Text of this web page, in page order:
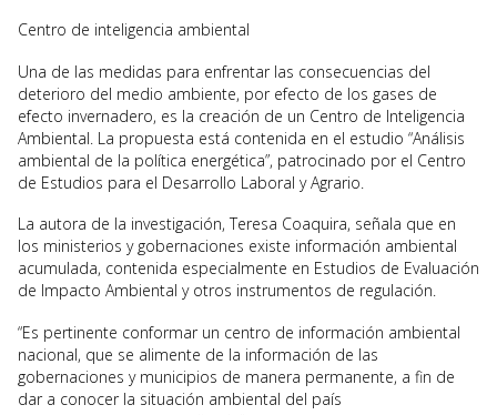
Centro de inteligencia ambiental
Una de las medidas para enfrentar las consecuencias del
deterioro del medio ambiente, por efecto de los gases de
efecto invernadero, es la creación de un Centro de Inteligencia
Ambiental. La propuesta está contenida en el estudio “Análisis
ambiental de la política energética”, patrocinado por el Centro
de Estudios para el Desarrollo Laboral y Agrario.
La autora de la investigación, Teresa Coaquira, señala que en
los ministerios y gobernaciones existe información ambiental
acumulada, contenida especialmente en Estudios de Evaluación
de Impacto Ambiental y otros instrumentos de regulación.
“Es pertinente conformar un centro de información ambiental
nacional, que se alimente de la información de las
gobernaciones y municipios de manera permanente, a fin de
dar a conocer la situación ambiental del país